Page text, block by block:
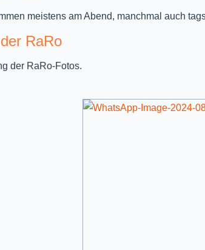
meistens am Abend, manchmal auch
RaRo
der RaRo-Fotos.